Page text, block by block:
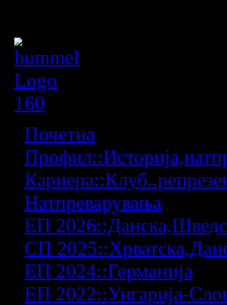
Почетна
Натпреварувања
ЕП
СП
ЕП 2024::Германија
ЕП 2022::Унгарија-